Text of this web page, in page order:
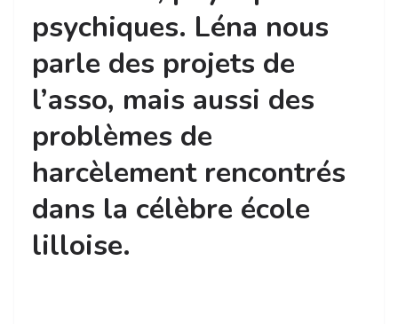
psychiques. Léna nous
parle des projets de
l’asso, mais aussi des
problèmes de
harcèlement rencontrés
dans la célèbre école
lilloise.